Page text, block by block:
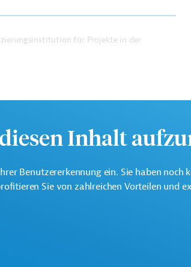
für Projekte in der
Inhalt
Benutzererkennung ein. Sie haben noch
Sie von zahlreichen Vorteilen und